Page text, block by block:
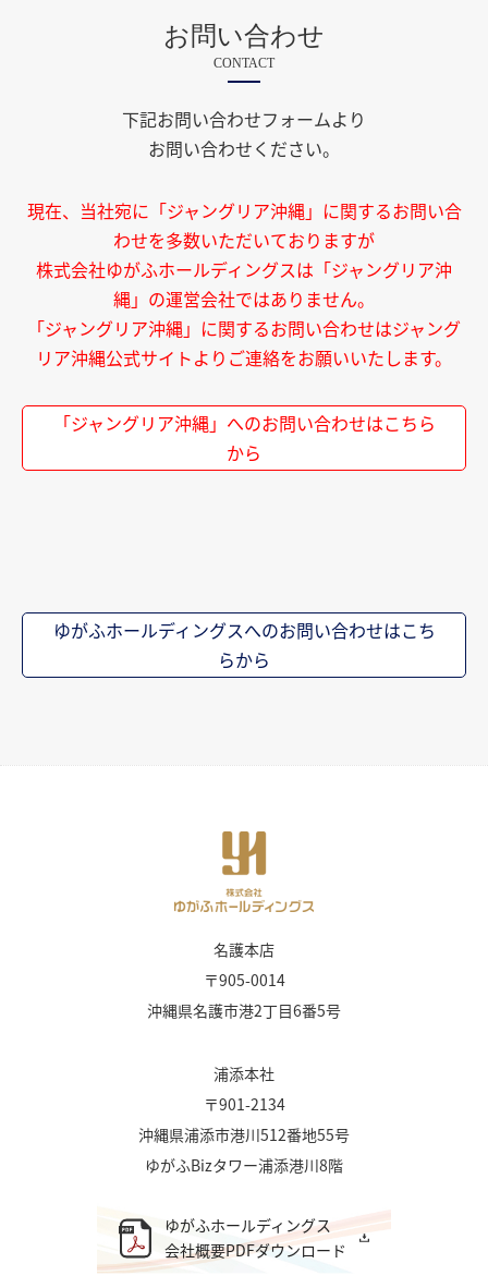
お問い合わせ
CONTACT
下記お問い合わせフォームより
お問い合わせください。
現在、当社宛に「ジャングリア沖縄」に関するお問い合
わせを多数いただいておりますが
株式会社ゆがふホールディングスは「ジャングリア沖
縄」の運営会社ではありません。
「ジャングリア沖縄」に関するお問い合わせはジャング
リア沖縄公式サイトよりご連絡をお願いいたします。
「ジャングリア沖縄」へのお問い合わせはこちら
から
ゆがふホールディングスへのお問い合わせはこち
らから
名護本店
〒905-0014
沖縄県名護市港2丁目6番5号
浦添本社
〒901-2134
沖縄県浦添市港川512番地55号
ゆがふBizタワー浦添港川8階
ゆがふホールディングス
会社概要PDFダウンロード